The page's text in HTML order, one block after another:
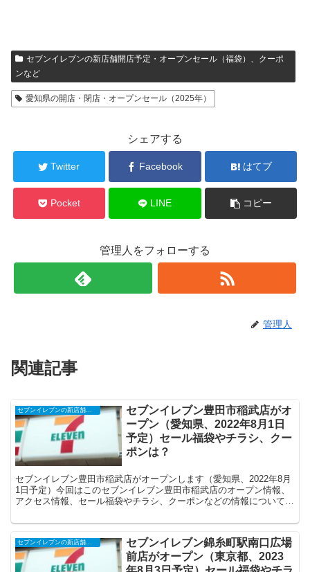
セブンイレブンの新店舗開店予定・オープンセール（福袋）、クーポ
ンなど
愛知県の開店・閉店・オープンセール（2025年）
シェアする
Twitter Facebook はてブ
Pocket LINE コピー
管理人をフォローする
管理人
関連記事
セブンイレブンの新店舗開店予定・オープンセール（福袋）、クーポンなど
セブンイレブン豊田市稲武店がオ
ープン（愛知県、2022年8月1日
予定）セール福袋やチラシ、クー
ポンは？
セブンイレブン豊田市稲武店がオープンします（愛知県、2022年8月
1日予定）今回はこのセブンイレブン豊田市稲武店のオープン情報、
アクセス情報、セール福袋やチラシ、クーポンなどの情報についてま
セブンイレブン錦糸町駅南口広場
前店がオープン（東京都、2023